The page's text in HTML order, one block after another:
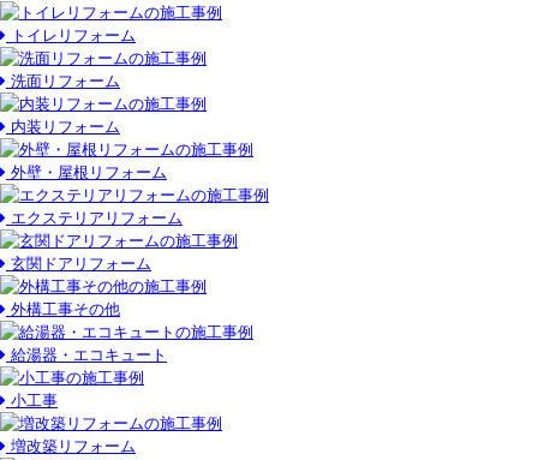
トイレリフォーム
洗面リフォーム
内装リフォーム
外壁・屋根リフォーム
エクステリアリフォーム
玄関ドアリフォーム
外構工事その他
給湯器・エコキュート
小工事
増改築リフォーム